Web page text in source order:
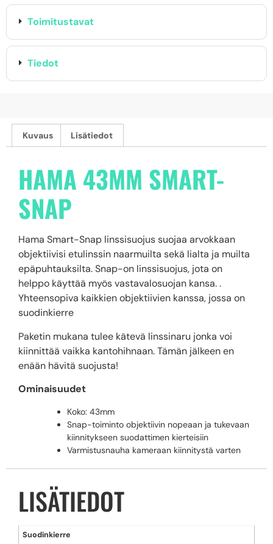
Toimitustavat
Tiedot
Kuvaus Lisätiedot
HAMA 43MM SMART-
SNAP
Hama Smart-Snap linssisuojus suojaa arvokkaan
objektiivisi etulinssin naarmuilta sekä lialta ja muilta
epäpuhtauksilta. Snap-on linssisuojus, jota on
helppo käyttää myös vastavalosuojan kansa. .
Yhteensopiva kaikkien objektiivien kanssa, jossa on
suodinkierre
Paketin mukana tulee kätevä linssinaru jonka voi
kiinnittää vaikka kantohihnaan. Tämän jälkeen en
enään hävitä suojusta!
Ominaisuudet
Koko: 43mm
Snap-toiminto objektiivin nopeaan ja tukevaan
kiinnitykseen suodattimen kierteisiin
Varmistusnauha kameraan kiinnitystä varten
LISÄTIEDOT
Suodinkierre